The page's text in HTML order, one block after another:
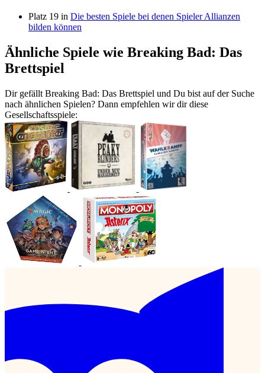
Platz 19 in Die besten Spiele bei denen Spieler Allianzen
bilden können
Ähnliche Spiele wie Breaking Bad: Das
Brettspiel
Dir gefällt Breaking Bad: Das Brettspiel und Du bist auf der Suche
nach ähnlichen Spielen? Dann empfehlen wir dir diese
Gesellschaftsspiele: